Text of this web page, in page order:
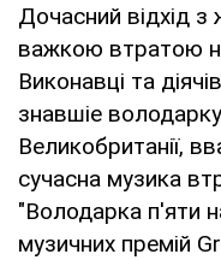
Дочасний відхід з
важкою втратою
Виконавці та
знавшіe
Великобританії,
сучасна музика
"Володарка п'яти
музичних премій